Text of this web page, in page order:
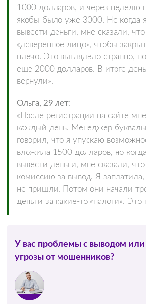
1000 долларов, и через неделю
якобы было уже 3000. Но когда
вывести деньги, мне сказали,
«доверенное лицо», чтобы
плечо. Это выглядело странно,
еще 2000 долларов. В итоге
вернули».
Ольга, 29 лет:
«После регистрации на сайте
каждый день. Менеджер
говорил, что я упускаю
вложила 1500 долларов, но
вывести деньги, мне сказали,
комиссию за вывод. Я заплатила,
не пришли. Потом они начали
деньги за какие-то «налоги».
У вас проблемы с выводом или
угрозы от мошенников?